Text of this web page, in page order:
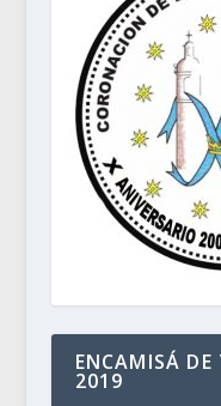
ENCAMISÁ
2019